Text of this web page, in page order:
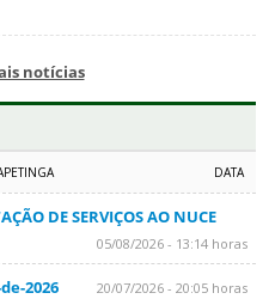
notícias
DATA
DE SERVIÇOS AO NUCE
05/08/2026 - 13:14 horas
2026 20/07/2026 - 20:05 horas